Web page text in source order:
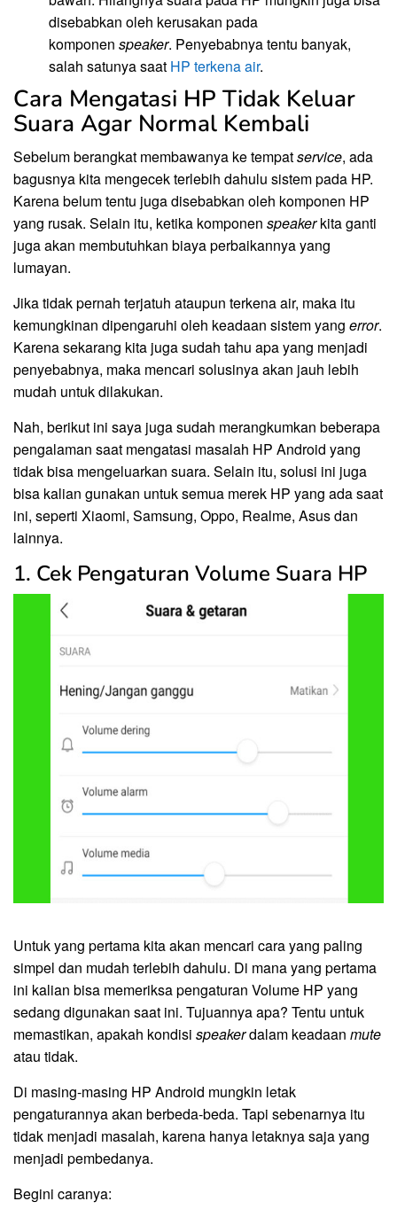
disebabkan oleh kerusakan pada
komponen speaker. Penyebabnya tentu banyak,
salah satunya saat HP terkena air.
Cara Mengatasi HP Tidak Keluar
Suara Agar Normal Kembali
Sebelum berangkat membawanya ke tempatservice, ada
bagusnya kita mengecek terlebih dahulu sistem pada HP.
Karena belum tentu juga disebabkan oleh komponen HP
yang rusak. Selain itu, ketika komponen speakerkita ganti
juga akan membutuhkan biaya perbaikannya yang
lumayan.
Jika tidak pernah terjatuh ataupun terkena air, maka itu
kemungkinan dipengaruhi oleh keadaan sistem yang error.
Karena sekarang kita juga sudah tahu apa yang menjadi
penyebabnya, maka mencari solusinya akan jauh lebih
mudah untuk dilakukan.
Nah, berikut ini saya juga sudah merangkumkan beberapa
pengalaman saat mengatasi masalah HP Android yang
tidak bisa mengeluarkan suara. Selain itu, solusi ini juga
bisa kalian gunakan untuk semua merek HP yang ada saat
ini, seperti Xiaomi, Samsung, Oppo, Realme, Asus dan
lainnya.
1. Cek Pengaturan Volume Suara HP
Untuk yang pertama kita akan mencari cara yang paling
simpel dan mudah terlebih dahulu. Di mana yang pertama
ini kalian bisa memeriksa pengaturan Volume HP yang
sedang digunakan saat ini. Tujuannya apa? Tentu untuk
memastikan, apakah kondisi speakerdalam keadaan mute
atau tidak.
Di masing-masing HP Android mungkin letak
pengaturannya akan berbeda-beda. Tapi sebenarnya itu
tidak menjadi masalah, karena hanya letaknya saja yang
menjadi pembedanya.
Begini caranya: